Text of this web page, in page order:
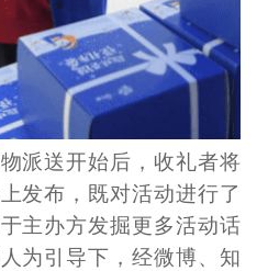
派送开始后，收礼者将
发布，既对活动进行了
主办方发掘更多活动话
为引导下，经微博、知